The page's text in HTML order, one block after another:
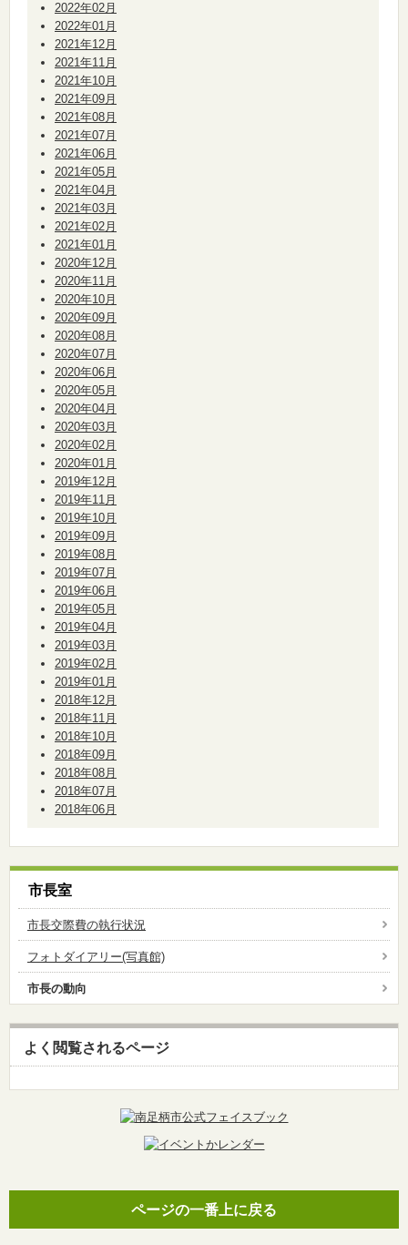
2022年02月
2022年01月
2021年12月
2021年11月
2021年10月
2021年09月
2021年08月
2021年07月
2021年06月
2021年05月
2021年04月
2021年03月
2021年02月
2021年01月
2020年12月
2020年11月
2020年10月
2020年09月
2020年08月
2020年07月
2020年06月
2020年05月
2020年04月
2020年03月
2020年02月
2020年01月
2019年12月
2019年11月
2019年10月
2019年09月
2019年08月
2019年07月
2019年06月
2019年05月
2019年04月
2019年03月
2019年02月
2019年01月
2018年12月
2018年11月
2018年10月
2018年09月
2018年08月
2018年07月
2018年06月
市長室
市長交際費の執行状況
フォトダイアリー(写真館)
市長の動向
よく閲覧されるページ
ページの一番上に戻る